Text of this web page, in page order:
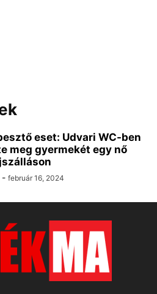
eset: Udvari WC-ben
meg gyermekét egy nő
- február 16, 2024